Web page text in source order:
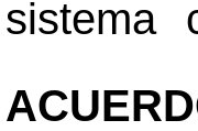
sistema